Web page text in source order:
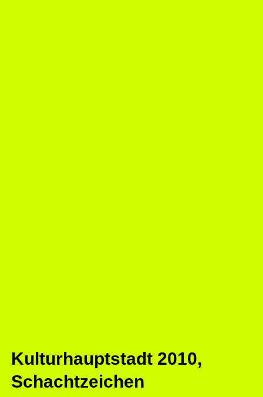
Kulturhauptstadt 2010,
Schachtzeichen